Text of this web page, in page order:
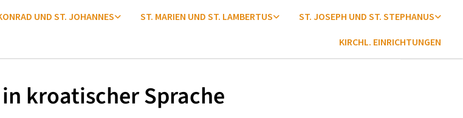
UND ST. JOHANNES ST. MARIEN UND ST. LAMBERTUS ST. JOSEPH UND ST. STEPHANUS
KIRCHL. EINRICHTUNGEN
kroatischer Sprache